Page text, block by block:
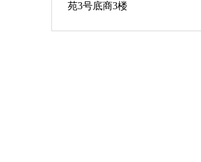
苑3号底商3楼